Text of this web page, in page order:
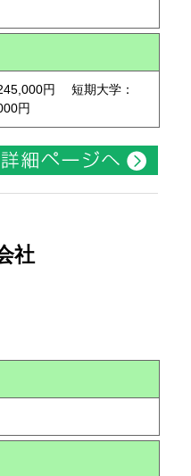
円 短期大学：
円
社